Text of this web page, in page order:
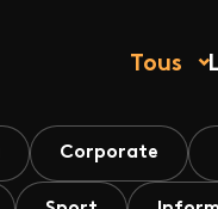
Tous
Corporate